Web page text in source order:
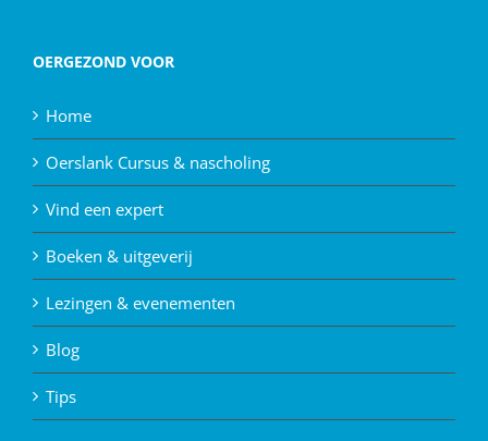
OERGEZOND VOOR
Home
Oerslank Cursus & nascholing
Vind een expert
Boeken & uitgeverij
Lezingen & evenementen
Blog
Tips